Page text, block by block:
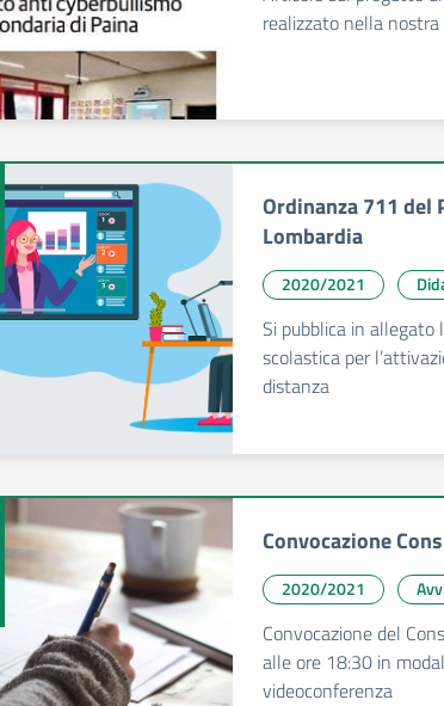
realizzato nella nostra
Ordinanza 711 del
Lombardia
2020/2021
Si pubblica in
scolastica per
distanza
Convocazione
2020/2021
Convocazione del
alle ore 18:30 in
videoconferenza